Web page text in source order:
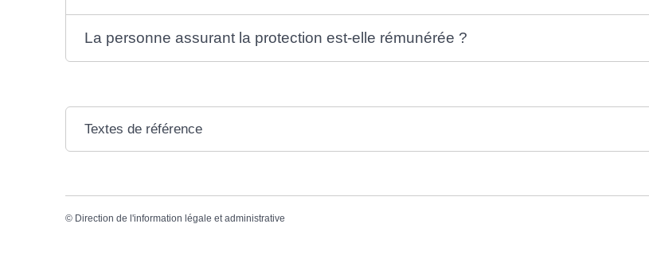
La personne assurant la protection est-elle rémunérée ?
Textes de référence
© Direction de l'information légale et administrative